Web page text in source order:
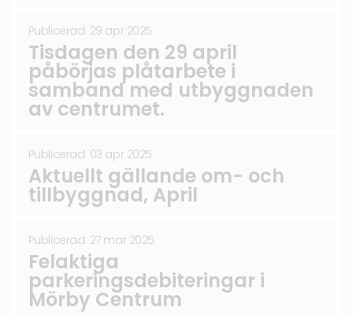
Publicerad: 29 apr 2025
Tisdagen den 29 april
påbörjas plåtarbete i
samband med utbyggnaden
av centrumet.
Publicerad: 03 apr 2025
Aktuellt gällande om- och
tillbyggnad, April
Publicerad: 27 mar 2025
Felaktiga
parkeringsdebiteringar i
Mörby Centrum